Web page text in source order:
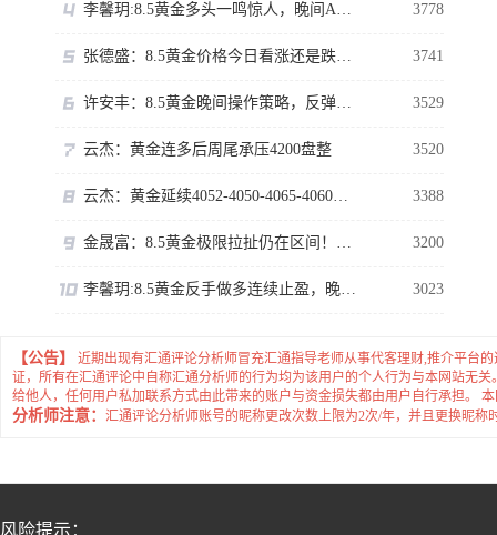
李馨玥:8.5黄金多头一鸣惊人，晚间ADP谨防冲高回落！ 3778
张德盛：8.5黄金价格今日看涨还是跌？伦敦金行情走势分析操作策略 3741
许安丰：8.5黄金晚间操作策略，反弹虽强切勿高位追多！ 3529
云杰：黄金连多后周尾承压4200盘整 3520
云杰：黄金延续4052-4050-4065-4060单向主多即可 3388
金晟富：8.5黄金极限拉扯仍在区间！ADP数据来袭黄金如何布局？ 3200
李馨玥:8.5黄金反手做多连续止盈，晚间回落再多勿追涨！ 3023
【公告】
近期出现有汇通评论分析师冒充汇通指导老师从事代客理财,推介平台
证，所有在汇通评论中自称汇通分析师的行为均为该用户的个人行为与本网站无
给他人，任何用户私加联系方式由此带来的账户与资金损失都由用户自行承担。
分析师注意： 汇通评论分析师账号的昵称更改次数上限为2次/年，并且更换昵称
风险提示：